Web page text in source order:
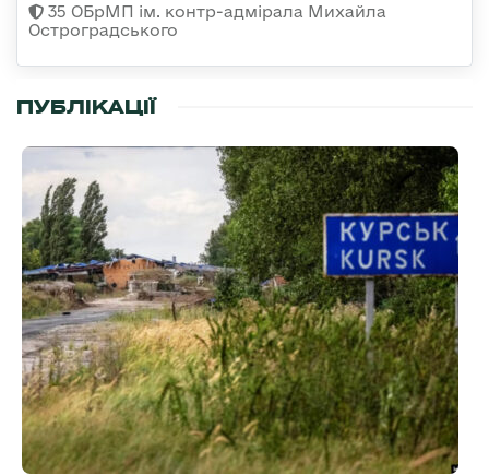
35 ОБрМП ім. контр-адмірала Михайла
Остроградського
ПУБЛІКАЦІЇ